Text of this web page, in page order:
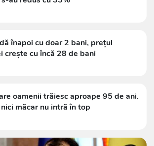
înapoi cu doar 2 bani, prețul
crește cu încă 28 de bani
oamenii trăiesc aproape 95 de ani.
măcar nu intră în top